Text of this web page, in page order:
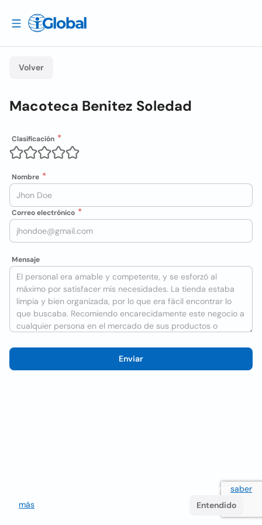
Volver
Macoteca Benitez Soledad
Clasificación
Nombre
Correo electrónico
Mensaje
Enviar
Utilizamos cookies para mejorar la experiencia del usuario saber
más
Entendido